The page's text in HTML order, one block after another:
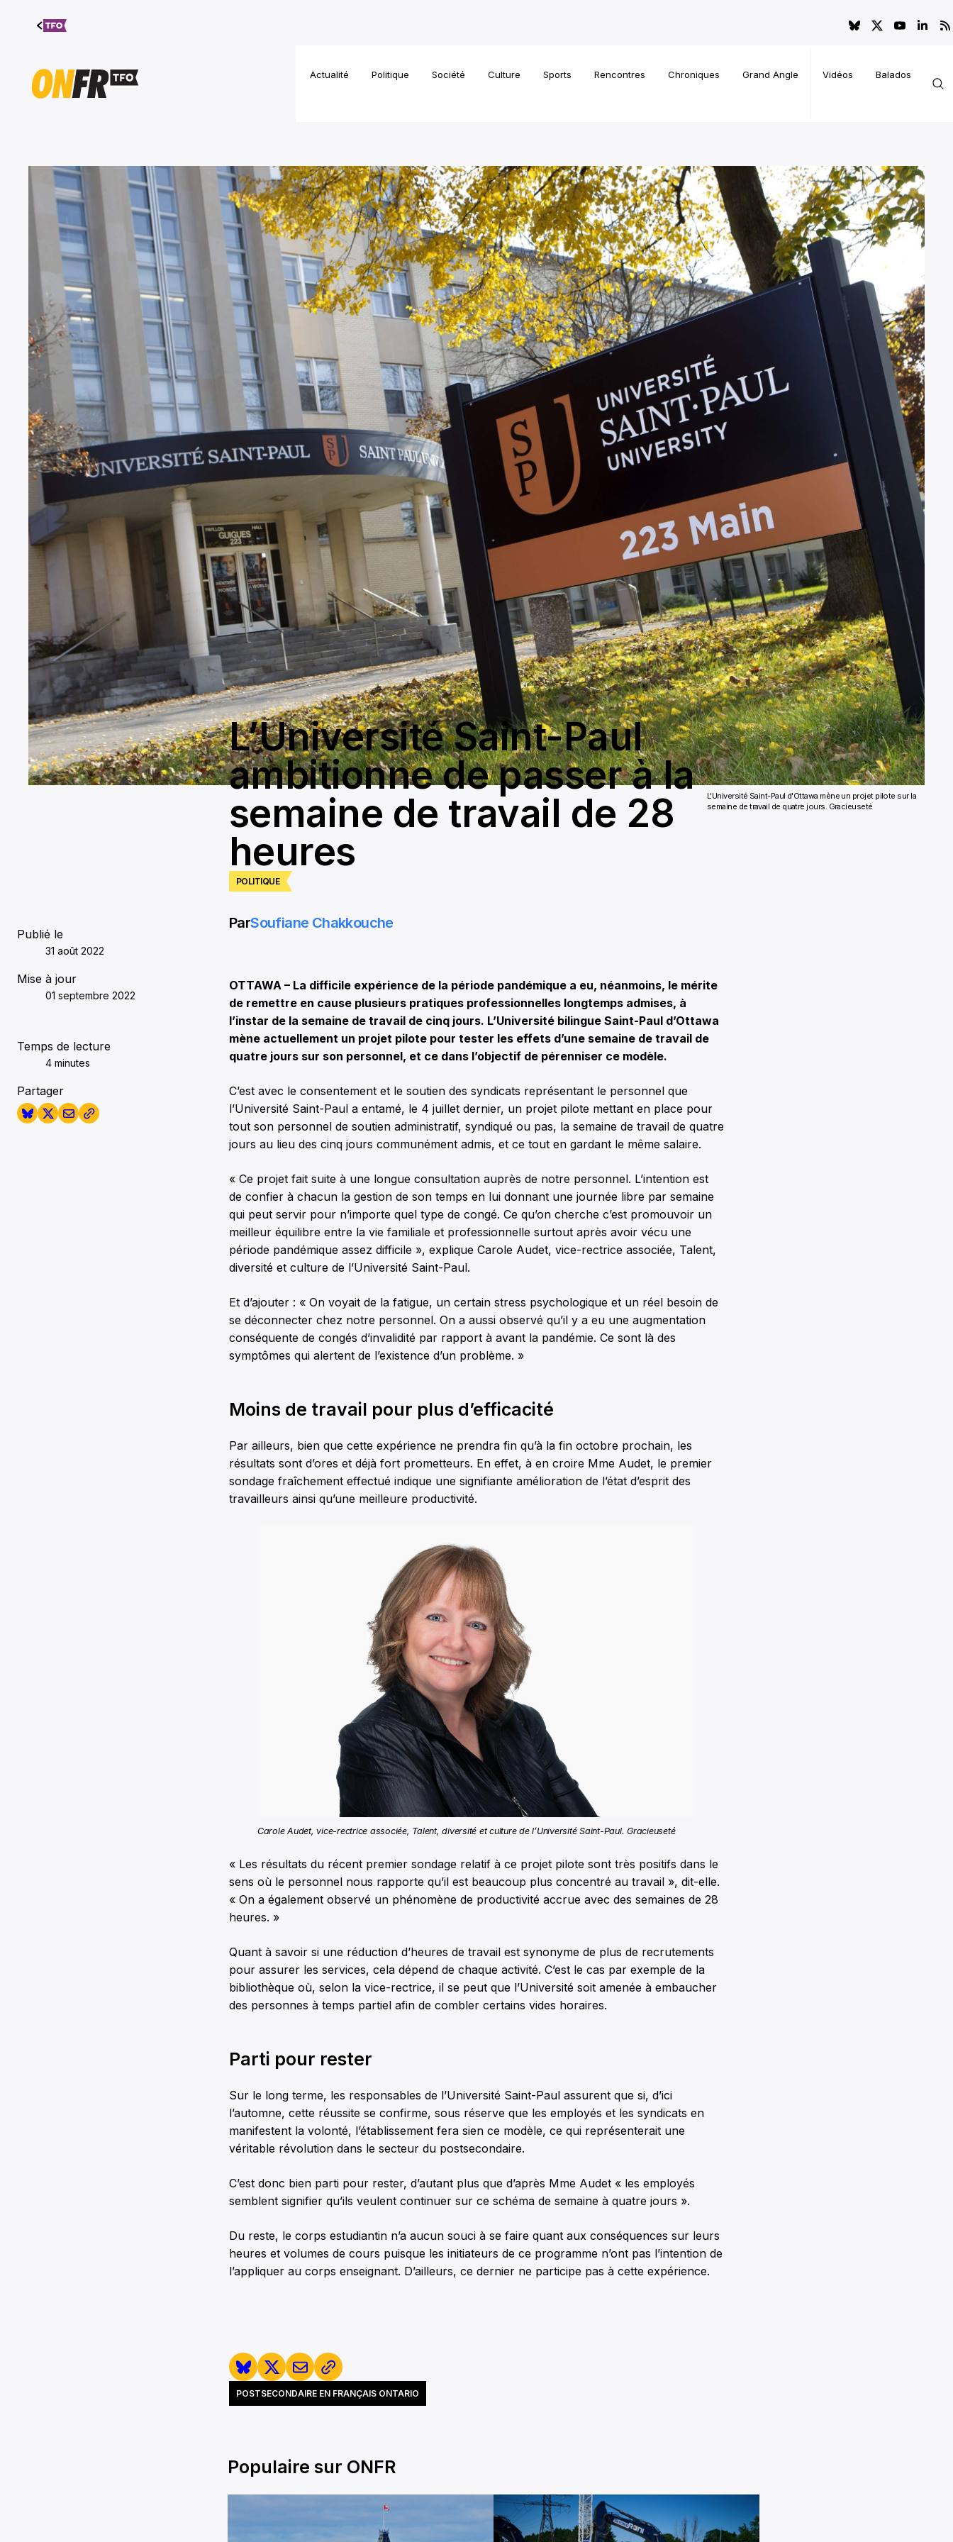
Aller au
contenu
Actualité Politique Société Culture Sports Rencontres Chroniques Grand Angle Vidéos Balados
L'Université Saint-Paul d'Ottawa mène un projet pilote sur la
semaine de travail de quatre jours. Gracieuseté
POLITIQUE
L’Université Saint-Paul
ambitionne de passer à la
semaine de travail de 28
heures
Publié le
31 août 2022
Mise à jour
01 septembre 2022
Temps de lecture
4 minutes
Partager
ParSoufiane Chakkouche
OTTAWA – La difficile expérience de la période pandémique a eu, néanmoins, le mérite
de remettre en cause plusieurs pratiques professionnelles longtemps admises, à
l’instar de la semaine de travail de cinq jours. L’Université bilingue Saint-Paul d’Ottawa
mène actuellement un projet pilote pour tester les effets d’une semaine de travail de
quatre jours sur son personnel, et ce dans l’objectif de pérenniser ce modèle.
C’est avec le consentement et le soutien des syndicats représentant le personnel que
l’Université Saint-Paul a entamé, le 4 juillet dernier, un projet pilote mettant en place pour
tout son personnel de soutien administratif, syndiqué ou pas, la semaine de travail de quatre
jours au lieu des cinq jours communément admis, et ce tout en gardant le même salaire.
« Ce projet fait suite à une longue consultation auprès de notre personnel. L’intention est
de confier à chacun la gestion de son temps en lui donnant une journée libre par semaine
qui peut servir pour n’importe quel type de congé. Ce qu’on cherche c’est promouvoir un
meilleur équilibre entre la vie familiale et professionnelle surtout après avoir vécu une
période pandémique assez difficile », explique Carole Audet, vice-rectrice associée, Talent,
diversité et culture de l’Université Saint-Paul.
Et d’ajouter : « On voyait de la fatigue, un certain stress psychologique et un réel besoin de
se déconnecter chez notre personnel. On a aussi observé qu’il y a eu une augmentation
conséquente de congés d’invalidité par rapport à avant la pandémie. Ce sont là des
symptômes qui alertent de l’existence d’un problème. »
Moins de travail pour plus d’efficacité
Par ailleurs, bien que cette expérience ne prendra fin qu’à la fin octobre prochain, les
résultats sont d’ores et déjà fort prometteurs. En effet, à en croire Mme Audet, le premier
sondage fraîchement effectué indique une signifiante amélioration de l’état d’esprit des
travailleurs ainsi qu’une meilleure productivité.
Carole Audet, vice-rectrice associée, Talent, diversité et culture de l’Université Saint-Paul. Gracieuseté
« Les résultats du récent premier sondage relatif à ce projet pilote sont très positifs dans le
sens où le personnel nous rapporte qu’il est beaucoup plus concentré au travail », dit-elle.
« On a également observé un phénomène de productivité accrue avec des semaines de 28
heures. »
Quant à savoir si une réduction d’heures de travail est synonyme de plus de recrutements
pour assurer les services, cela dépend de chaque activité. C’est le cas par exemple de la
bibliothèque où, selon la vice-rectrice, il se peut que l’Université soit amenée à embaucher
des personnes à temps partiel afin de combler certains vides horaires.
Parti pour rester
Sur le long terme, les responsables de l’Université Saint-Paul assurent que si, d’ici
l’automne, cette réussite se confirme, sous réserve que les employés et les syndicats en
manifestent la volonté, l’établissement fera sien ce modèle, ce qui représenterait une
véritable révolution dans le secteur du postsecondaire.
C’est donc bien parti pour rester, d’autant plus que d’après Mme Audet « les employés
semblent signifier qu’ils veulent continuer sur ce schéma de semaine à quatre jours ».
Du reste, le corps estudiantin n’a aucun souci à se faire quant aux conséquences sur leurs
heures et volumes de cours puisque les initiateurs de ce programme n’ont pas l’intention de
l’appliquer au corps enseignant. D’ailleurs, ce dernier ne participe pas à cette expérience.
POSTSECONDAIRE EN FRANÇAIS ONTARIO
Populaire sur ONFR